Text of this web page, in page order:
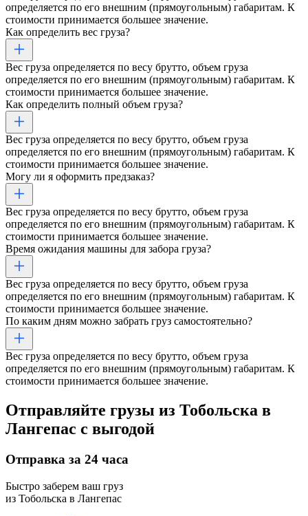
определяется по его внешним (прямоугольным) габаритам. К
стоимости принимается большее значение.
Как определить вес груза?
Вес груза определяется по весу брутто, объем груза
определяется по его внешним (прямоугольным) габаритам. К
стоимости принимается большее значение.
Как определить полный объем груза?
Вес груза определяется по весу брутто, объем груза
определяется по его внешним (прямоугольным) габаритам. К
стоимости принимается большее значение.
Могу ли я оформить предзаказ?
Вес груза определяется по весу брутто, объем груза
определяется по его внешним (прямоугольным) габаритам. К
стоимости принимается большее значение.
Время ожидания машины для забора груза?
Вес груза определяется по весу брутто, объем груза
определяется по его внешним (прямоугольным) габаритам. К
стоимости принимается большее значение.
По каким дням можно забрать груз самостоятельно?
Вес груза определяется по весу брутто, объем груза
определяется по его внешним (прямоугольным) габаритам. К
стоимости принимается большее значение.
Отправляйте грузы из Тобольска в
Лангепас с выгодой
Отправка за 24 часа
Быстро заберем ваш груз
из Тобольска в Лангепас